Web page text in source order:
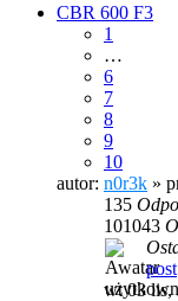
CBR 600 F3
1
…
6
7
8
9
10
autor: n0r3k »
135
101043
post
wt 03 lis,